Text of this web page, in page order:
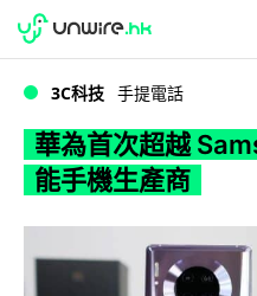
WWDC 2026
3C科技 手提電話
華為首次超越
能手機生產商